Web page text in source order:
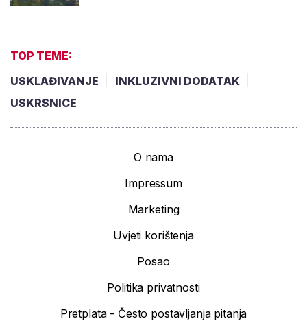
TOP TEME:
USKLAĐIVANJE
INKLUZIVNI DODATAK
USKRSNICE
O nama
Impressum
Marketing
Uvjeti korištenja
Posao
Politika privatnosti
Pretplata - Često postavljanja pitanja